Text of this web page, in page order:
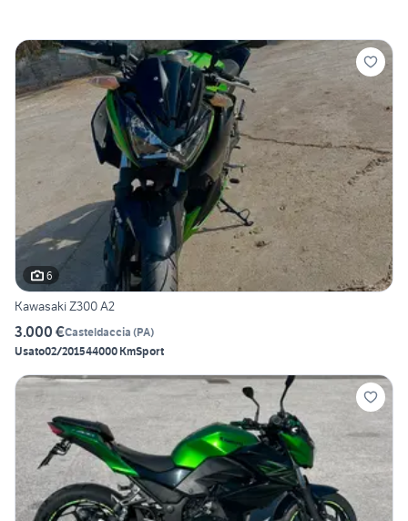
6
Kawasaki Z300 A2
3.000 €Casteldaccia (PA)
Usato02/201544000 KmSport